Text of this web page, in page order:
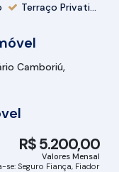
Terraço Privativo
Camboriú
R$5.200,00
Valores Mensal
se: Seguro Fiança, Fiador